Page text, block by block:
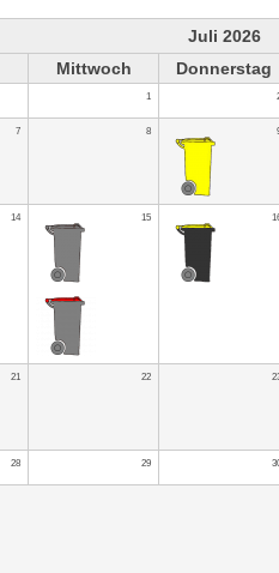
Juli 2026
Mittwoch Donnerstag
1
7 8
14 15
21 22
28 29